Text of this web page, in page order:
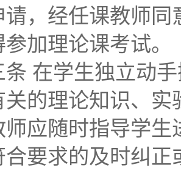
请，经任课教师
加理论课考试。
条 在学生独立动
关的理论知识、
师应随时指导学
合要求的及时纠